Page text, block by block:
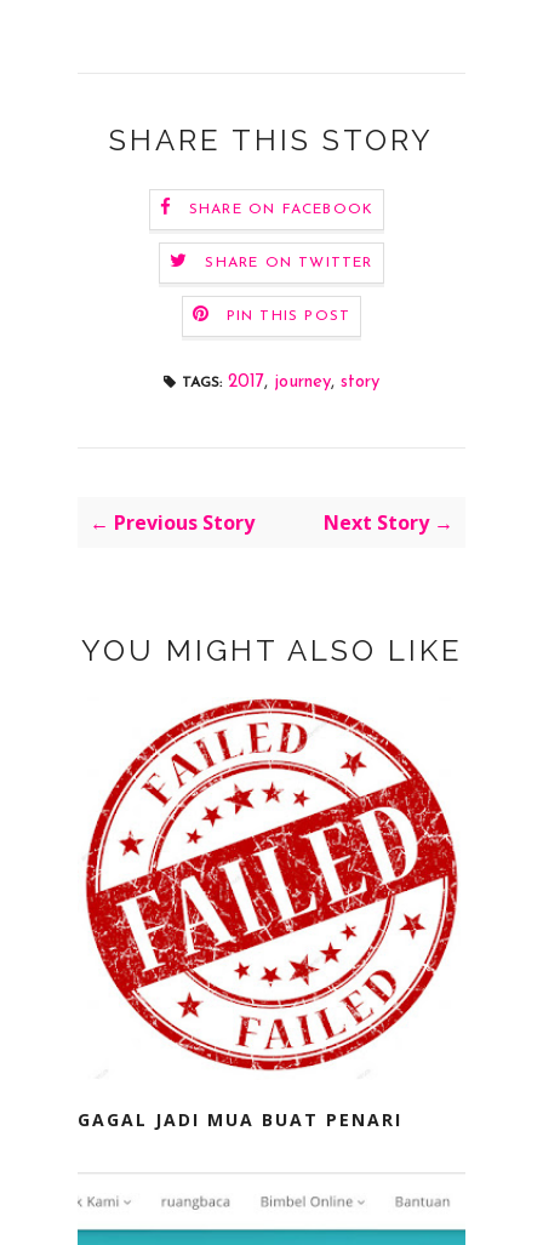
SHARE THIS STORY
SHARE ON FACEBOOK
SHARE ON TWITTER
PIN THIS POST
TAGS: 2017, journey, story
← Previous Story Next Story →
YOU MIGHT ALSO LIKE
GAGAL JADI MUA BUAT PENARI